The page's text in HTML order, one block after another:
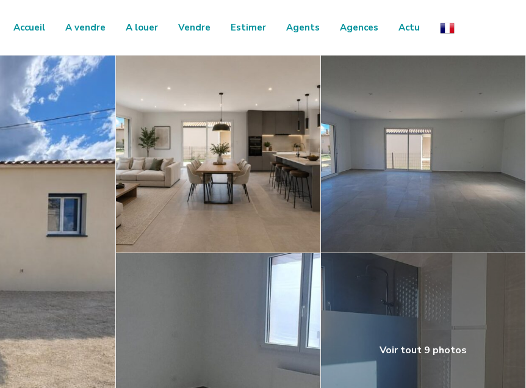
Accueil A vendre A louer Vendre Estimer Agents Agences Actu
Voir tout 9 photos